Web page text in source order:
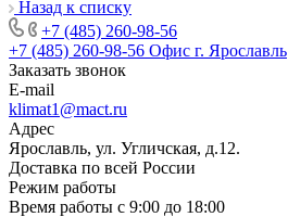
Назад к списку
+7 (485) 260-98-56
+7 (485) 260-98-56 Офис г. Ярославль
Заказать звонок
E-mail
klimat1@mact.ru
Адрес
Ярославль, ул. Угличская, д.12.
Доставка по всей России
Режим работы
Время работы с 9:00 до 18:00